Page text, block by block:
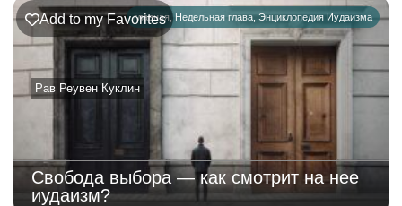
главная , Недельная глава,Энциклопедия Иудаизма
Рав Реувен Куклин
Add to my Favorites
Свобода выбора — как смотрит на нее
иудаизм?